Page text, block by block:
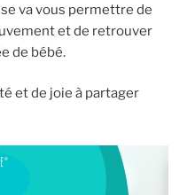
va vous permettre de
et de retrouver
de bébé.
et de joie à partager